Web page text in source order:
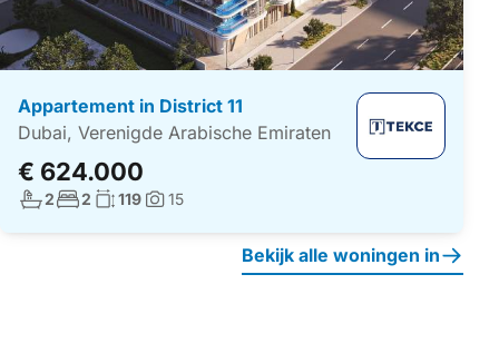
Appartement in District 11
Dubai, Verenigde Arabische Emiraten
€ 624.000
Aantal badkamers:
2Aantal slaapkamers:
2 Woonoppervlakte:
119 Foto's:
15
Bekijk alle woningen in